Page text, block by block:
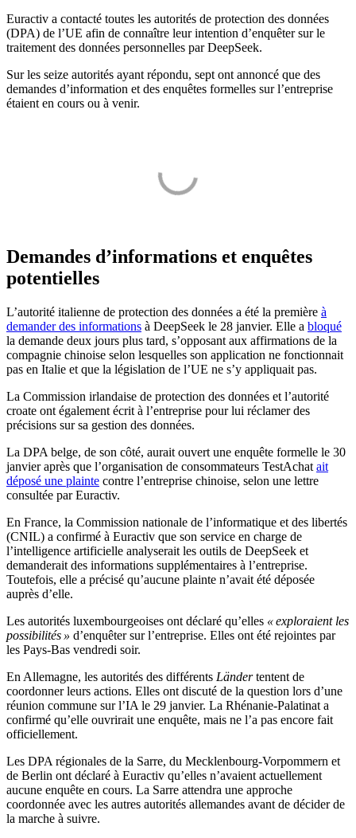
Euractiv a contacté toutes les autorités de protection des données
(DPA) de l’UE afin de connaître leur intention d’enquêter sur le
traitement des données personnelles par DeepSeek.
Sur les seize autorités ayant répondu, sept ont annoncé que des
demandes d’information et des enquêtes formelles sur l’entreprise
étaient en cours ou à venir.
Demandes d’informations et enquêtes
potentielles
L’autorité italienne de protection des données a été la première à
demander des informations à DeepSeek le 28 janvier. Elle a bloqué
la demande deux jours plus tard, s’opposant aux affirmations de la
compagnie chinoise selon lesquelles son application ne fonctionnait
pas en Italie et que la législation de l’UE ne s’y appliquait pas.
La Commission irlandaise de protection des données et l’autorité
croate ont également écrit à l’entreprise pour lui réclamer des
précisions sur sa gestion des données.
La DPA belge, de son côté, aurait ouvert une enquête formelle le 30
janvier après que l’organisation de consommateurs TestAchat ait
déposé une plainte contre l’entreprise chinoise, selon une lettre
consultée par Euractiv.
En France, la Commission nationale de l’informatique et des libertés
(CNIL) a confirmé à Euractiv que son service en charge de
l’intelligence artificielle analyserait les outils de DeepSeek et
demanderait des informations supplémentaires à l’entreprise.
Toutefois, elle a précisé qu’aucune plainte n’avait été déposée
auprès d’elle.
Les autorités luxembourgeoises ont déclaré qu’elles « exploraient les
possibilités » d’enquêter sur l’entreprise. Elles ont été rejointes par
les Pays-Bas vendredi soir.
En Allemagne, les autorités des différents Ländertentent de
coordonner leurs actions. Elles ont discuté de la question lors d’une
réunion commune sur l’IA le 29 janvier. La Rhénanie-Palatinat a
confirmé qu’elle ouvrirait une enquête, mais ne l’a pas encore fait
officiellement.
Les DPA régionales de la Sarre, du Mecklenbourg-Vorpommern et
de Berlin ont déclaré à Euractiv qu’elles n’avaient actuellement
aucune enquête en cours. La Sarre attendra une approche
coordonnée avec les autres autorités allemandes avant de décider de
la marche à suivre.